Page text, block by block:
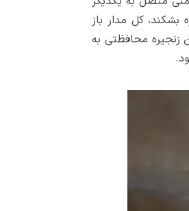
بشکند، کل مدار باز
این است که این زنجیره محافظتی به